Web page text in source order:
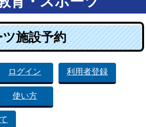
施設予約
ログイン 利用者登録
使い方